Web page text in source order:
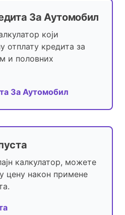
За Аутомобил
који
отплату кредита за
и половних
За Аутомобил
калкулатор, можете
цену након примене